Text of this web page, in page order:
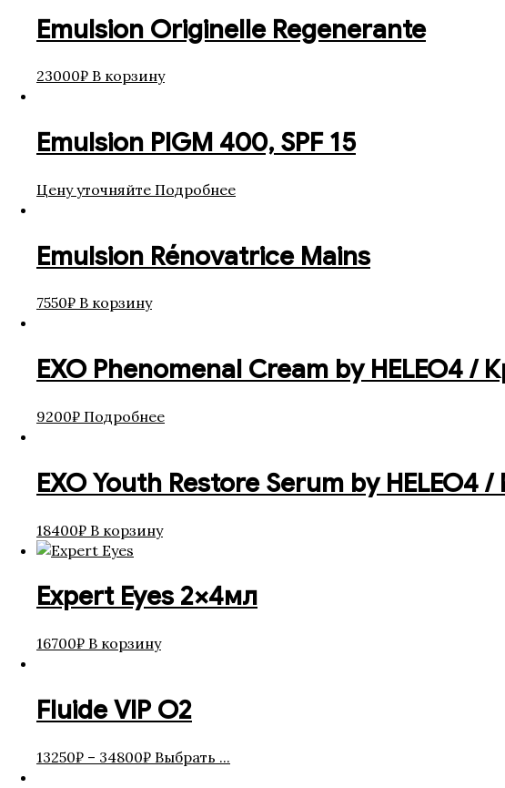
Emulsion Originelle Regenerante
23000₽ В корзину
Emulsion PIGM 400, SPF 15
Цену уточняйте Подробнее
Emulsion Rénovatrice Mains
7550₽ В корзину
EXO Phenomenal Cream by HELEO4
9200₽ Подробнее
EXO Youth Restore Serum by
18400₽ В корзину
Expert Eyes 2×4мл
16700₽ В корзину
Fluide VIP O2
13250₽ – 34800₽ Выбрать ...